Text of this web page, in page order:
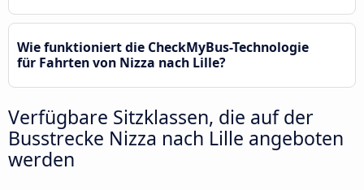
Wie funktioniert die CheckMyBus-Technologie
für Fahrten von Nizza nach Lille?
Verfügbare Sitzklassen, die auf der
Busstrecke Nizza nach Lille angeboten
werden